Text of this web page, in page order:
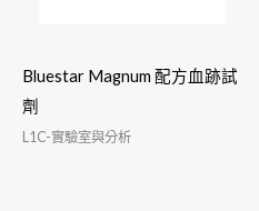
Bluestar Magnum 配方血跡試
劑
L1C-實驗室與分析